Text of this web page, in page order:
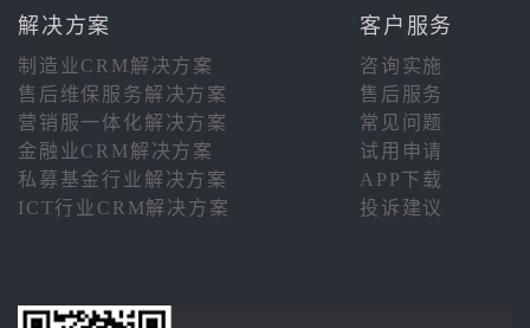
解决方案 客户服务
制造业CRM解决方案
咨询实施
售后维保服务解决方案
售后服务
营销服一体化解决方案
常见问题
金融业CRM解决方案
试用申请
私募基金行业解决方案
APP下载
ICT行业CRM解决方案
投诉建议